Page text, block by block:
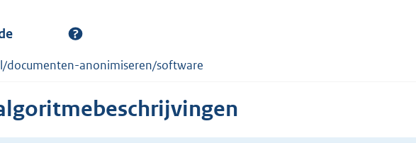
documenten-anonimiseren/software